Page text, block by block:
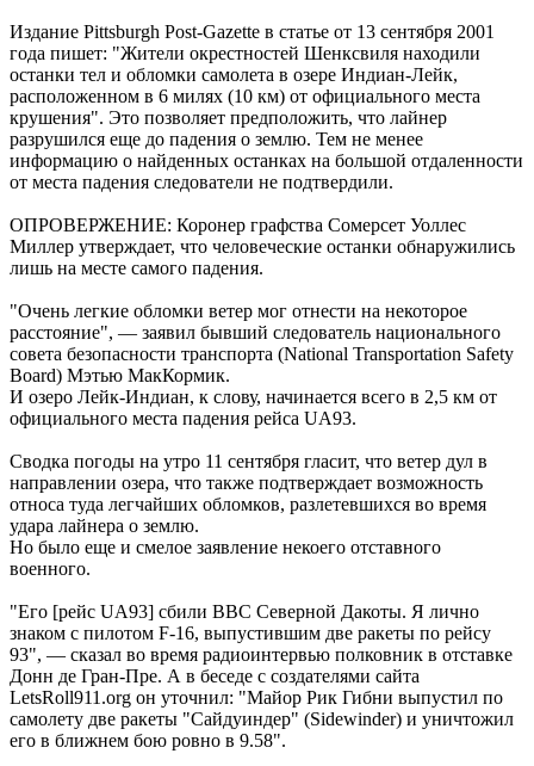
Издание Pittsburgh Post-Gazette в статье от 13 сентября 2001
года пишет: "Жители окрестностей Шенксвиля находили
останки тел и обломки самолета в озере Индиан-Лейк,
расположенном в 6 милях (10 км) от официального места
крушения". Это позволяет предположить, что лайнер
разрушился еще до падения о землю. Тем не менее
информацию о найденных останках на большой отдаленности
от места падения следователи не подтвердили.
ОПРОВЕРЖЕНИЕ: Коронер графства Сомерсет Уоллес
Миллер утверждает, что человеческие останки обнаружились
лишь на месте самого падения.
"Очень легкие обломки ветер мог отнести на некоторое
расстояние", — заявил бывший следователь национального
совета безопасности транспорта (National Transportation Safety
Board) Мэтью МакКормик.
И озеро Лейк-Индиан, к слову, начинается всего в 2,5 км от
официального места падения рейса UA93.
Сводка погоды на утро 11 сентября гласит, что ветер дул в
направлении озера, что также подтверждает возможность
относа туда легчайших обломков, разлетевшихся во время
удара лайнера о землю.
Но было еще и смелое заявление некоего отставного
военного.
"Его [рейс UA93] сбили ВВС Северной Дакоты. Я лично
знаком с пилотом F-16, выпустившим две ракеты по рейсу
93", — сказал во время радиоинтервью полковник в отставке
Донн де Гран-Пре. А в беседе с создателями сайта
LetsRoll911.org он уточнил: "Майор Рик Гибни выпустил по
самолету две ракеты "Сайдуиндер" (Sidewinder) и уничтожил
его в ближнем бою ровно в 9.58".